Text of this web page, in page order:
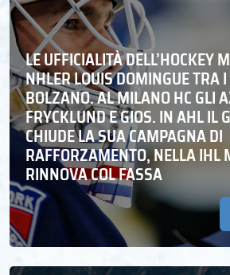
LE UFFICIALITÀ DELL’HOCKEY
NHLER LOUIS DOMINGUE TRA
BOLZANO. AL MILANO HC GLI
FRYCKLUND E GIOS. IN AHL IL
CHIUDE LA SUA CAMPAGNA DI
RAFFORZAMENTO, NELLA IHL
RINNOVA COL FASSA